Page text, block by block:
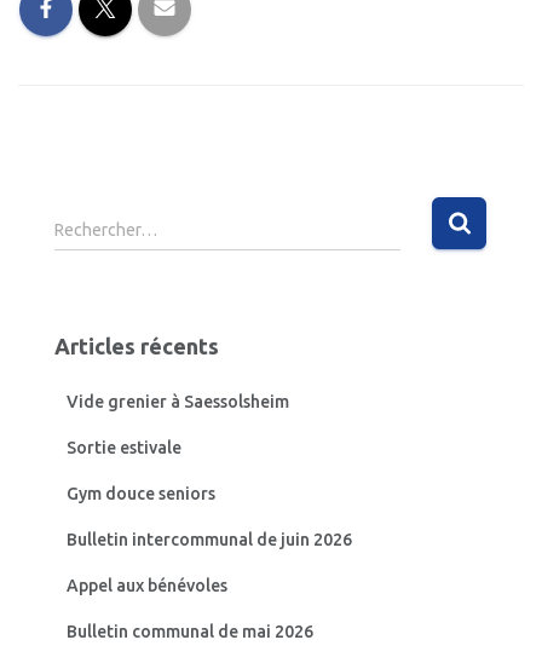
R
e
r
Rechercher…
Articles récents
Vide grenier à Saessolsheim
Sortie estivale
Gym douce seniors
Bulletin intercommunal de juin 2026
Appel aux bénévoles
Bulletin communal de mai 2026